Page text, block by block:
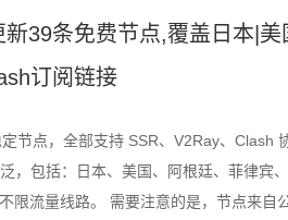
新39条免费节点,覆盖日本|
订阅链接
节点，全部支持 SSR、V2Ray、Clash
，包括：日本、美国、阿根廷、菲律宾
限流量线路。 需要注意的是，节点来自